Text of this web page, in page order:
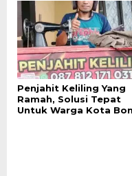
Penjahit Keliling Yang
Ramah, Solusi Tepat
Untuk Warga Kota